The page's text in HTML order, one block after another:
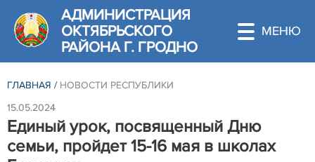
АДМИНИСТРАЦИЯ
ОКТЯБРЬСКОГО
РАЙОНА Г. ГРОДНО
ГЛАВНАЯ / НОВОСТИ РЕСПУБЛИКИ
15.05.2024
Единый урок, посвященный Дню
семьи, пройдет 15-16 мая в школах